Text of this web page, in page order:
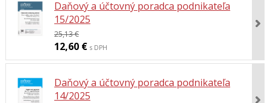
Daňový a účtovný poradca podnikateľa
15/2025
25,13 €
12,60 € s DPH
Daňový a účtovný poradca podnikateľa
14/2025